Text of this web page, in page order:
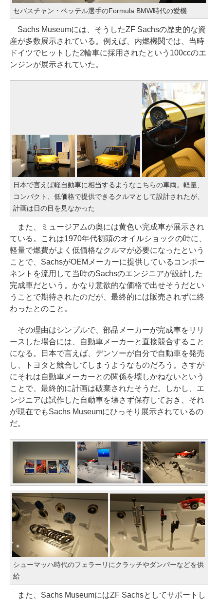
セバスチャン・ベッテル選手のFormula BMW時代の愛機
Sachs Museumには、そうしたZF Sachsの歴史的な資
産が多数展示されている。例えば、内燃機関では、当時
ドイツでヒットした2輪車に採用されたという100ccのエ
ンジンが展示されていた。
日本で言えば軽自動車に相当するようなこちらの車両。軽量、
コンパクト、低価格で提供できるクルマとして設計されたが、
計画は日の目を見なかった
また、ミュージアムの奥には黄色い完成車が展示され
ている。これは1970年代初頭のオイルショックの時に、
軽量で燃費がよく低価格なクルマが必要になったという
ことで、SachsがOEMメーカーに提供しているコンポー
ネントを流用して当時のSachsのエンジニアが設計した
完成車だという。かなり意欲的な価格で出せそうだとい
うことで期待されたのだが、最終的には販売されずに終
わったとのこと。
その理由はシンプルで、部品メーカーが完成車をリリ
ースした場合には、自動車メーカーと直接競合すること
になる。日本で言えば、デンソーが自分で自動車を発売
し、トヨタと競合してしまうようなものだろう。さすが
にそれは自動車メーカーとの関係を壊しかねないという
ことで、最終的に計画は破棄されたそうだ。しかし、エ
ンジニアは試作した自動車を壊さず保存しておき、それ
が現在でもSachs Museumにひっそり展示されているの
だ。
シューマッハ時代のフェラーリにクラッチやダンパーなどを供
給
また、Sachs MuseumにはZF Sachsとしてサポートし